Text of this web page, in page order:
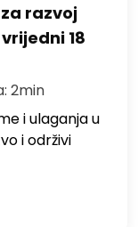
razvoj
18
2min
i ulaganja u
i održivi